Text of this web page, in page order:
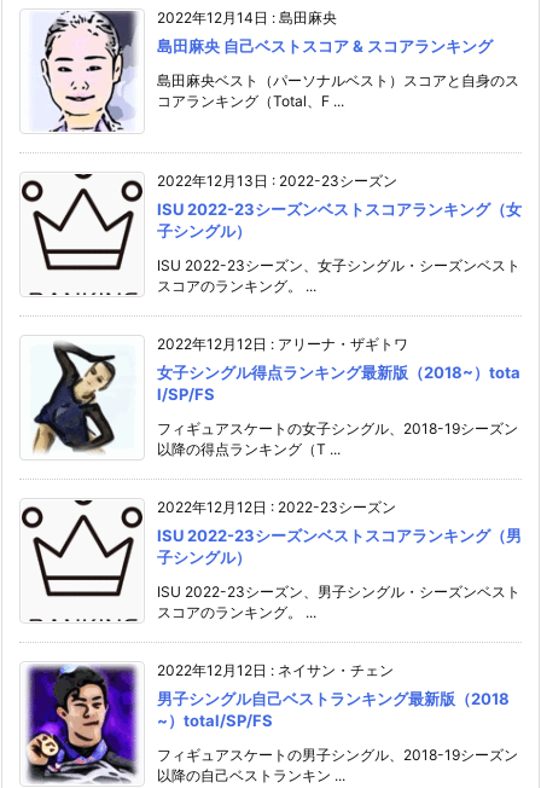
2022年12月14日 : 島田麻央
島田麻央 自己ベストスコア & スコアランキング
島田麻央ベスト（パーソナルベスト）スコアと自身のス
コアランキング（Total、F ...
2022年12月13日 : 2022-23シーズン
ISU 2022-23シーズンベストスコアランキング（女
子シングル）
ISU 2022-23シーズン、女子シングル・シーズンベスト
スコアのランキング。 ...
2022年12月12日 : アリーナ・ザギトワ
女子シングル得点ランキング最新版（2018~）tota
l/SP/FS
フィギュアスケートの女子シングル、2018-19シーズン
以降の得点ランキング（T ...
2022年12月12日 : 2022-23シーズン
ISU 2022-23シーズンベストスコアランキング（男
子シングル）
ISU 2022-23シーズン、男子シングル・シーズンベスト
スコアのランキング。 ...
2022年12月12日 : ネイサン・チェン
男子シングル自己ベストランキング最新版（2018
~）total/SP/FS
フィギュアスケートの男子シングル、2018-19シーズン
以降の自己ベストランキン ...